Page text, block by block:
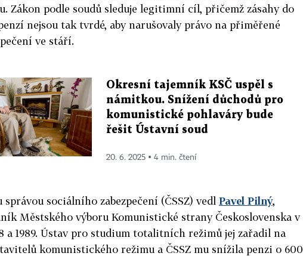
Zákon podle soudů sleduje legitimní cíl, přičemž zásahy do
nejsou tak tvrdé, aby narušovaly právo na přiměřené
ve stáří.
Okresní tajemník KSČ uspěl s
námitkou. Snížení důchodů pro
komunistické pohlaváry bude
řešit Ústavní soud
20. 6. 2025 ▪ 4 min. čtení
správou sociálního zabezpečení (ČSSZ) vedl Pavel Pilný,
Městského výboru Komunistické strany Československa v
a 1989. Ústav pro studium totalitních režimů jej zařadil na
komunistického režimu a ČSSZ mu snížila penzi o 600